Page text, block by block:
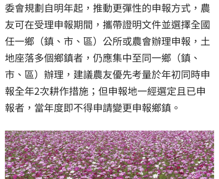
委會規劃自明年起，推動更彈性的申報方式，農
友可在受理申報期間，攜帶證明文件並選擇全國
任一鄉（鎮、市、區）公所或農會辦理申報，土
地座落多個鄉鎮者，仍應集中至同一鄉（鎮、
市、區）辦理，建議農友優先考量於年初同時申
報全年2次耕作措施；但申報地一經選定且已申
報者，當年度即不得申請變更申報鄉鎮。